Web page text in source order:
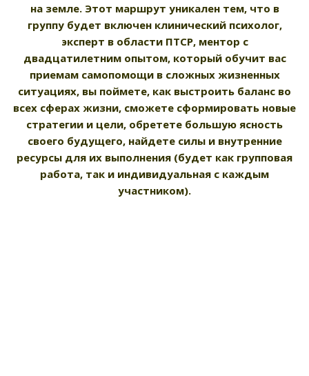
на земле. Этот маршрут уникален тем, что в
группу будет включен клинический психолог,
эксперт в области ПТСР, ментор с
двадцатилетним опытом, который обучит вас
приемам самопомощи в сложных жизненных
ситуациях, вы поймете, как выстроить баланс во
всех сферах жизни, сможете сформировать новые
стратегии и цели, обретете большую ясность
своего будущего, найдете силы и внутренние
ресурсы для их выполнения (будет как групповая
работа, так и индивидуальная с каждым
участником).